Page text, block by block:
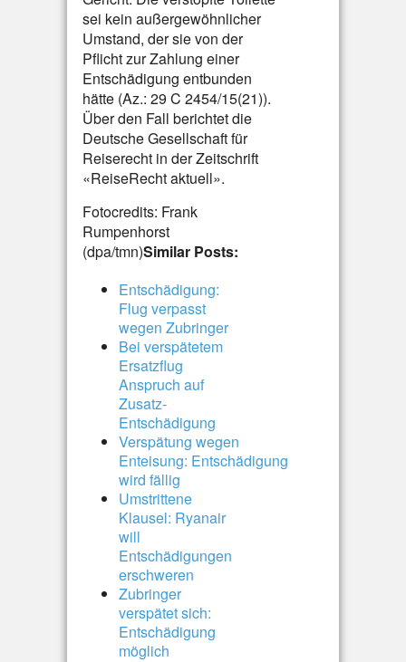
sei kein außergewöhnlicher
Umstand, der sie von der
Pflicht zur Zahlung einer
Entschädigung entbunden
hätte (Az.: 29 C 2454/15(21)).
Über den Fall berichtet die
Deutsche Gesellschaft für
Reiserecht in der Zeitschrift
«ReiseRecht aktuell».
Fotocredits: Frank
Rumpenhorst
(dpa/tmn)Similar Posts:
Entschädigung:
Flug verpasst
wegen Zubringer
Bei verspätetem
Ersatzflug
Anspruch auf
Zusatz-
Entschädigung
Verspätung wegen
Enteisung: Entschädigung
wird fällig
Umstrittene
Klausel: Ryanair
will
Entschädigungen
erschweren
Zubringer
verspätet sich:
Entschädigung
möglich